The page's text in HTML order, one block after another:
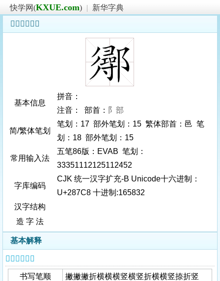
快学网(KXUE.com) |
新华字典
𨟈字基本信息
基本信息
拼音：
注音： 部首： 阝部
简/繁体笔划
笔划：17 部外笔划：15 繁体部首：邑 笔
划：18 部外笔划：15
常用输入法
五笔86版：EVAB 笔划：
33351112125112452
字库编码
CJK 统一汉字扩充-B Unicode十六进制：
U+287C8 十进制:165832
汉字结构
造 字 法
基本解释
𨟈字基本信息
书写笔顺 撇撇撇折横横横竖横竖折横横竖捺折竖